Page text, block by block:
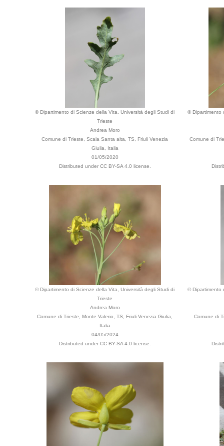
© Dipartimento di Scienze della Vita, Università degli Studi di
Trieste
Andrea Moro
Comune di Trieste, Scala Santa alta, TS, Friuli Venezia
Giulia, Italia
01/05/2020
Distributed under CC BY-SA 4.0 license.
© Dipartimento
Comune di
© Dipartimento di Scienze della Vita, Università degli Studi di
Trieste
Andrea Moro
Comune di Trieste, Monte Valerio, TS, Friuli Venezia Giulia,
Italia
04/05/2024
Distributed under CC BY-SA 4.0 license.
© Dipartimento
Comune di